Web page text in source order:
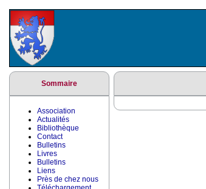
Sommaire
Association
Actualités
Bibliothèque
Contact
Bulletins
Livres
Bulletins
Liens
Près de chez nous